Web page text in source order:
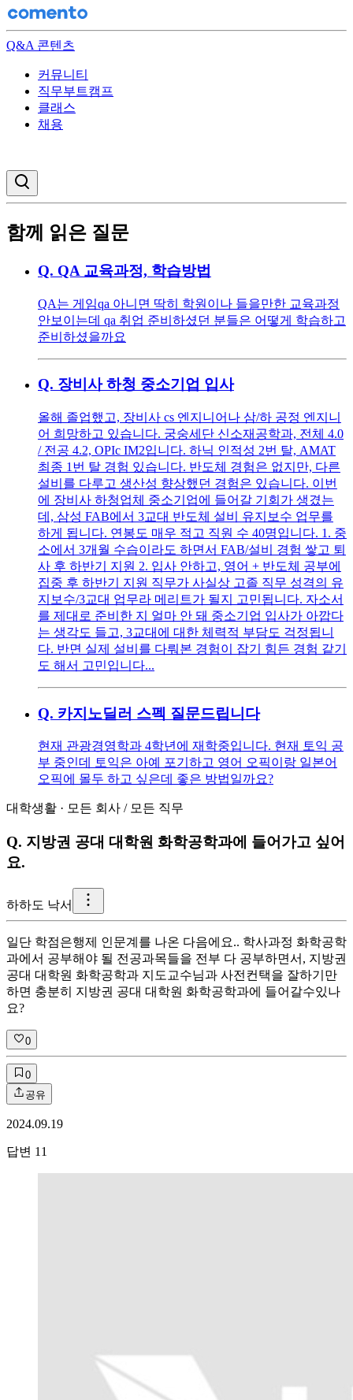
Q&A 콘텐츠
커뮤니티
직무부트캠프
클래스
채용
함께 읽은 질문
Q. QA 교육과정, 학습방법
QA는 게임qa 아니면 딱히 학원이나 들을만한 교육과정
안보이는데 qa 취업 준비하셨던 분들은 어떻게 학습하고
준비하셨을까요
Q. 장비사 하청 중소기업 입사
올해 졸업했고, 장비사 cs 엔지니어나 삼/하 공정 엔지니
어 희망하고 있습니다. 궁숭세단 신소재공학과, 전체 4.0
/ 전공 4.2, OPIc IM2입니다. 하닉 인적성 2번 탈, AMAT
최종 1번 탈 경험 있습니다. 반도체 경험은 없지만, 다른
설비를 다루고 생산성 향상했던 경험은 있습니다. 이번
에 장비사 하청업체 중소기업에 들어갈 기회가 생겼는
데, 삼성 FAB에서 3교대 반도체 설비 유지보수 업무를
하게 됩니다. 연봉도 매우 적고 직원 수 40명입니다. 1. 중
소에서 3개월 수습이라도 하면서 FAB/설비 경험 쌓고 퇴
사 후 하반기 지원 2. 입사 안하고, 영어 + 반도체 공부에
집중 후 하반기 지원 직무가 사실상 고졸 직무 성격의 유
지보수/3교대 업무라 메리트가 될지 고민됩니다. 자소서
를 제대로 준비한 지 얼마 안 돼 중소기업 입사가 아깝다
는 생각도 들고, 3교대에 대한 체력적 부담도 걱정됩니
다. 반면 실제 설비를 다뤄본 경험이 잡기 힘든 경험 같기
도 해서 고민입니다...
Q. 카지노딜러 스펙 질문드립니다
현재 관광경영학과 4학년에 재학중입니다. 현재 토익 공
부 중인데 토익은 아예 포기하고 영어 오픽이랑 일본어
오픽에 몰두 하고 싶은데 좋은 방법일까요?
대학생활 · 모든 회사 / 모든 직무
Q. 지방권 공대 대학원 화학공학과에 들어가고 싶어
요.
하하도 낙서
일단 학점은행제 인문계를 나온 다음에요.. 학사과정 화학공학
과에서 공부해야 될 전공과목들을 전부 다 공부하면서, 지방권
공대 대학원 화학공학과 지도교수님과 사전컨택을 잘하기만
하면 충분히 지방권 공대 대학원 화학공학과에 들어갈수있나
요?
0
0
공유
2024.09.19
답변 11